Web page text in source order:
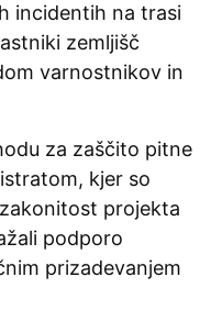
incidentih na trasi
zemljišč
varnostnikov in
za zaščito pitne
kjer so
projekta
podporo
prizadevanjem